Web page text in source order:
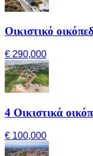
Οικιστικό
€ 290,000
4 Οικιστικά
€ 100,000